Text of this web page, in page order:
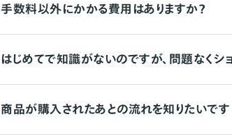
手数料以外にかかる費用はありますか？
はじめてで知識がないのですが、問題なくシ
商品が購入されたあとの流れを知りたいです